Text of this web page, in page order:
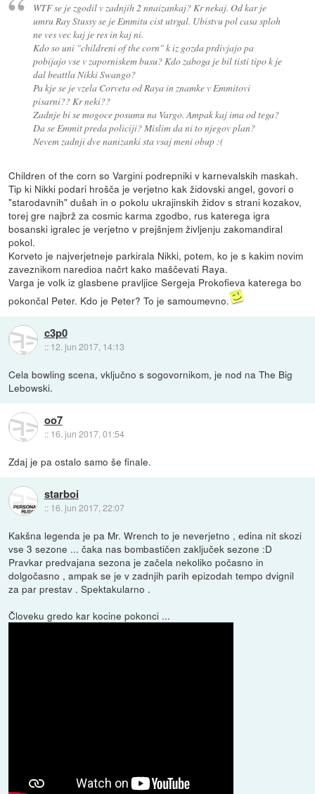
WTF se je zgodil v zadnjih 2 nnaizankaj? Kr nekaj. Od kar je
umru Ray Stussy se je Emmitu cist utrgal. Ubistvu pol casa sploh
ne ves vec kaj je res in kaj ni.
Kdo so uni "childreni of the corn" k iz gozda prdivjajo pa
pobijajo vse v zaporniskem busu? Kdo zaboga je bil tisti tipo k je
dal beattla Nikki Swango?
Pa kje se je vzela Corveta od Raya in znamke v Emmitovi
pisarni?? Kr neki??
Zadnje bi se mogoce posumu na Vargo. Ampak kaj ima od tega?
Da se Emmit preda policiji? Mislim da ni to njegov plan?
Nevem zadnji dve nanizanki sta vsaj meni obup :(
Children of the corn so Vargini podrepniki v karnevalskih maskah.
Tip ki Nikki podari hrošča je verjetno kak židovski angel, govori o
"starodavnih" dušah in o pokolu ukrajinskih židov s strani kozakov,
torej gre najbrž za cosmic karma zgodbo, rus katerega igra
bosanski igralec je verjetno v prejšnjem življenju zakomandiral
pokol.
Korveto je najverjetneje parkirala Nikki, potem, ko je s kakim novim
zaveznikom naredioa načrt kako maščevati Raya.
Varga je volk iz glasbene pravljice Sergeja Prokofieva katerega bo
pokončal Peter. Kdo je Peter? To je samoumevno.
c3p0
:: 12. jun 2017, 14:13
Cela bowling scena, vključno s sogovornikom, je nod na The Big
Lebowski.
oo7
:: 16. jun 2017, 01:54
Zdaj je pa ostalo samo še finale.
starboi
:: 16. jun 2017, 22:07
Kakšna legenda je pa Mr. Wrench to je neverjetno , edina nit skozi
vse 3 sezone ... čaka nas bombastičen zaključek sezone :D
Pravkar predvajana sezona je začela nekoliko počasno in
dolgočasno , ampak se je v zadnjih parih epizodah tempo dvignil
za par prestav . Spektakularno .
Človeku gredo kar kocine pokonci ...